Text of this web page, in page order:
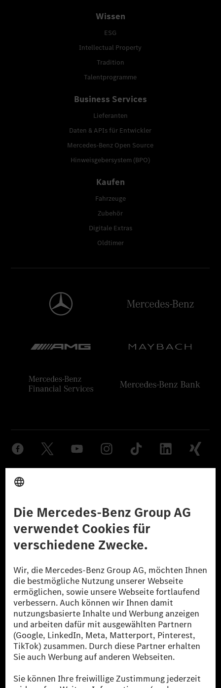
Wissen
ESG
Intellectual Property
Tradition
Talentprogramme
Business Services
Lieferanten
Daten & APIs für Entwickler
Mercedes-Benz Open Source
Hinweisgebersystem (BPO)
Kaufen
Fahrzeuge
Zubehör
Digitale Extras
Oldtimer
© 2026 Mercedes-Benz Group AG. Alle Rechte vorbehalten.
reduzierte CO₂-Emissionen bei der Mercedes-Benz Group durch
zertifizierte Ausgleichsprojekte kompensiert werden.
[2] Renewable Charging ist ein integraler Bestandteil von MB.CHARGE
Public in Europa, den USA, Kanada und China. Sofern an der jeweiligen
Ladestation noch kein Strom aus erneuerbaren Energien vorliegt,
verwendet Renewable Charging Grünstromzertifikate*. Diese stellen
sicher, dass für Ladevorgänge über MB.CHARGE Public eine äquivalente
Strommenge aus erneuerbaren Energien ins Stromnetz eingespeist wird.
Sie stammen ausschließlich aus Wind- und Solarkraftanlagen, die jünger
als sechs Jahre sind.
* Inkl. EKOenergy Ökolabel
* Die angegebenen Werte wurden nach dem vorgeschriebenen
Messverfahren WLTP (Worldwide harmonised Light vehicles Test